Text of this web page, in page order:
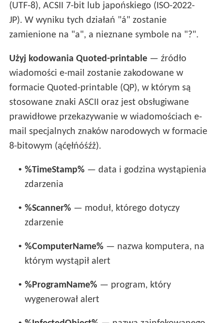
(UTF-8), ACSII 7-bit lub japońskiego (ISO-2022-
JP). W wyniku tych działań "á" zostanie
zamienione na "a", a nieznane symbole na "?".
Użyj kodowania Quoted-printable — źródło
wiadomości e-mail zostanie zakodowane w
formacie Quoted-printable (QP), w którym są
stosowane znaki ASCII oraz jest obsługiwane
prawidłowe przekazywanie w wiadomościach e-
mail specjalnych znaków narodowych w formacie
8-bitowym (ąćęłńóśźż).
• %TimeStamp% — data i godzina wystąpienia
zdarzenia
• %Scanner% — moduł, którego dotyczy
zdarzenie
• %ComputerName% — nazwa komputera, na
którym wystąpił alert
• %ProgramName% — program, który
wygenerował alert